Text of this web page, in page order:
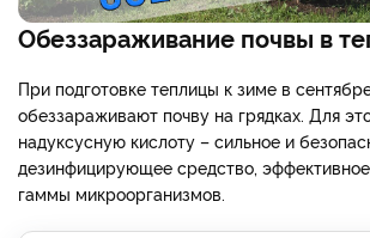
Обеззараживание почвы в
При подготовке теплицы к зиме в
обеззараживают почву на грядках. Для
надуксусную кислоту – сильное и
дезинфицирующее средство,
гаммы микроорганизмов.